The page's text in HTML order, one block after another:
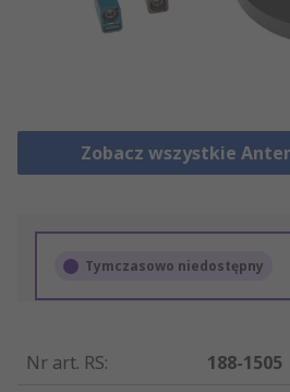
Zobacz wszystkie
Tymczasowo niedostępny
Nr art. RS:
188-1505